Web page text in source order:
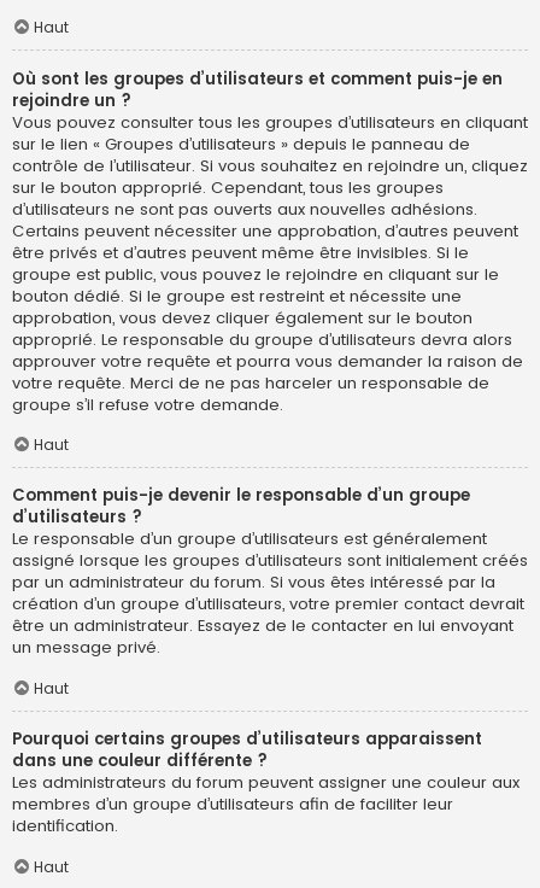
Haut
Où sont les groupes d’utilisateurs et comment puis-je en
rejoindre un ?
Vous pouvez consulter tous les groupes d’utilisateurs en cliquant
sur le lien « Groupes d’utilisateurs » depuis le panneau de
contrôle de l’utilisateur. Si vous souhaitez en rejoindre un, cliquez
sur le bouton approprié. Cependant, tous les groupes
d’utilisateurs ne sont pas ouverts aux nouvelles adhésions.
Certains peuvent nécessiter une approbation, d’autres peuvent
être privés et d’autres peuvent même être invisibles. Si le
groupe est public, vous pouvez le rejoindre en cliquant sur le
bouton dédié. Si le groupe est restreint et nécessite une
approbation, vous devez cliquer également sur le bouton
approprié. Le responsable du groupe d’utilisateurs devra alors
approuver votre requête et pourra vous demander la raison de
votre requête. Merci de ne pas harceler un responsable de
groupe s’il refuse votre demande.
Haut
Comment puis-je devenir le responsable d’un groupe
d’utilisateurs ?
Le responsable d’un groupe d’utilisateurs est généralement
assigné lorsque les groupes d’utilisateurs sont initialement créés
par un administrateur du forum. Si vous êtes intéressé par la
création d’un groupe d’utilisateurs, votre premier contact devrait
être un administrateur. Essayez de le contacter en lui envoyant
un message privé.
Haut
Pourquoi certains groupes d’utilisateurs apparaissent
dans une couleur différente ?
Les administrateurs du forum peuvent assigner une couleur aux
membres d’un groupe d’utilisateurs afin de faciliter leur
identification.
Haut